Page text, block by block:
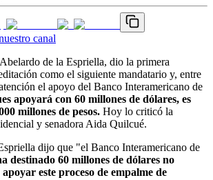
canal
de la Espriella, dio la primera
como el siguiente mandatario y, entre
el apoyo del Banco Interamericano de
apoyará con 60 millones de dólares, es
millones de pesos. Hoy lo criticó la
y senadora Aida Quilcué.
dijo que "el Banco Interamericano de
destinado 60 millones de dólares no
este proceso de empalme de